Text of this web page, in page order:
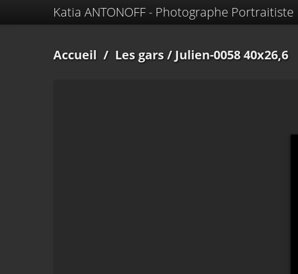
Katia ANTONOFF - Photographe Portraitiste
Accueil / Les gars/ Julien-0058 40x26,6